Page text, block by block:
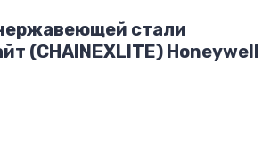
стали
(CHAINEXLITE) Honeywell